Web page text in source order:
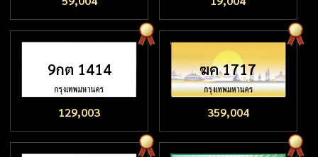
9กต 1414
129,003
ฆค 1717
359,004